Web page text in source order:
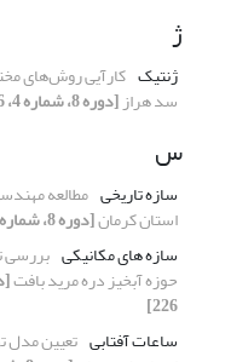
ژ
ژنتیک کارآیی روش‌های
سد هراز[دوره 8، شماره 4، 1396، صفحه 184-196]
س
سازه تاریخی مطالعه
استان کرمان[دوره 8، شماره 4، 1396، صفحه 197-212]
سازه های مکانیکی بررسی
حوزه آبخیز دره مرید بافت
226]
ساعات آفتابی تعیین مدل